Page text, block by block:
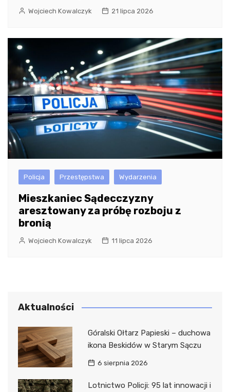
Wojciech Kowalczyk 21 lipca 2026
Policja Przestępstwa Wydarzenia
Mieszkaniec Sądecczyzny
aresztowany za próbę rozboju z
bronią
Wojciech Kowalczyk 11 lipca 2026
Aktualności
Góralski Ołtarz Papieski – duchowa
ikona Beskidów w Starym Sączu
6 sierpnia 2026
Lotnictwo Policji: 95 lat innowacji i